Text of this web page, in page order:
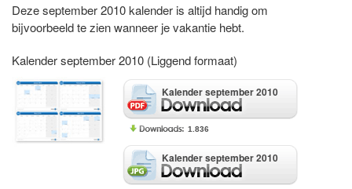
Deze september 2010 kalender is altijd handig om
bijvoorbeeld te zien wanneer je vakantie hebt.
Kalender september 2010 (Liggend formaat)
Kalender september 2010
1.836
Kalender september 2010